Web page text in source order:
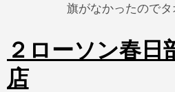
旗がなかったのでタ
２ローソン春日
店